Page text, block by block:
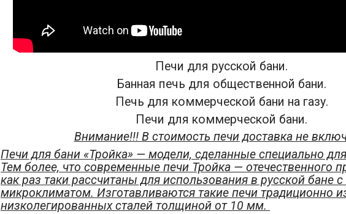
Печи для русской бани.
Банная печь для общественной бани.
Печь для коммерческой бани на газу.
Печи для коммерческой бани.
Внимание!!! В стоимость печи доставка не
Печи для бани «Тройка» — модели, сделанные специально
Тем более, что современные печи Тройка — отечественного
как раз таки рассчитаны для использования в русской бане
микроклиматом. Изготавливаются такие печи традиционно
низколегированных сталей толщиной от 10 мм.